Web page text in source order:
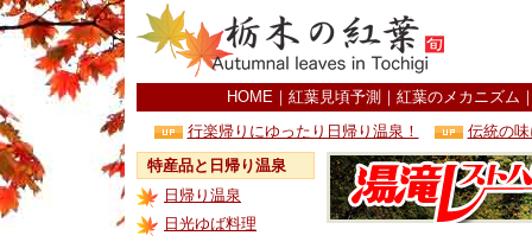
HOME ｜ 紅葉見頃予測 ｜ 紅葉のメカニズム
行楽帰りにゆったり日帰り温泉！
伝統の
特産品と日帰り温泉
日帰り温泉
日光ゆば料理